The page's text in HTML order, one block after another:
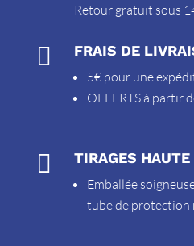
Retour gratuit sous
 FRAIS DE
5€ pour une
OFFERTS à partir
 TIRAGES
Emballée
tube de protection